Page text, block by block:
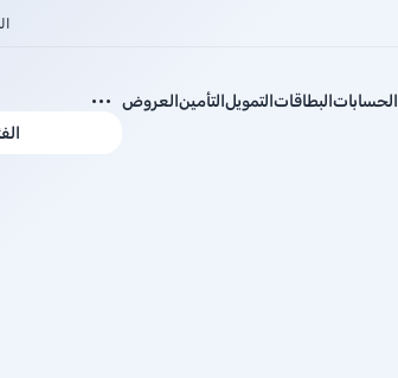
الحساباتالبطاقاتالتمويلالتأمينالعروض